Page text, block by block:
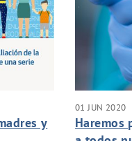
y
01 JUN 2020
Haremos